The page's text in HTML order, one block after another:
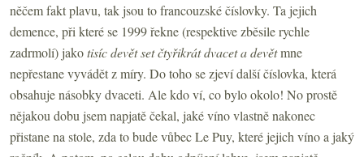
něčem fakt plavu, tak jsou to francouzské číslovky. Ta jejich
demence, při které se 1999 řekne (respektive zběsile rychle
zadrmolí) jakotisíc devět set čtyřikrát dvacet a devětmne
nepřestane vyvádět z míry. Do toho se zjeví další číslovka, která
obsahuje násobky dvaceti. Ale kdo ví, co bylo okolo! No prostě
nějakou dobu jsem napjatě čekal, jaké víno vlastně nakonec
přistane na stole, zda to bude vůbec Le Puy, které jejich víno a jaký